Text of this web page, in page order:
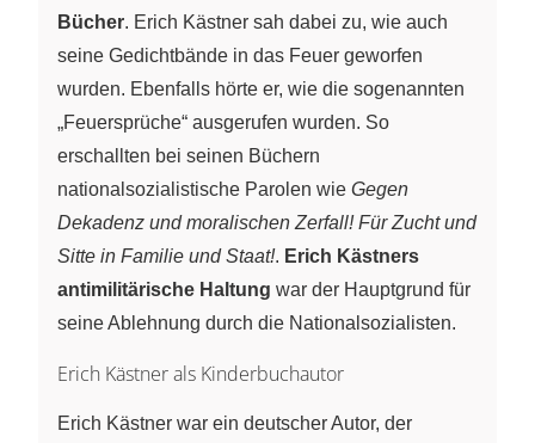
Bücher. Erich Kästner sah dabei zu, wie auch
seine Gedichtbände in das Feuer geworfen
wurden. Ebenfalls hörte er, wie die sogenannten
„Feuersprüche“ ausgerufen wurden. So
erschallten bei seinen Büchern
nationalsozialistische Parolen wie Gegen
Dekadenz und moralischen Zerfall! Für Zucht und
Sitte in Familie und Staat!. Erich Kästners
antimilitärische Haltung war der Hauptgrund für
seine Ablehnung durch die Nationalsozialisten.
Erich Kästner als Kinderbuchautor
Erich Kästner war ein deutscher Autor, der